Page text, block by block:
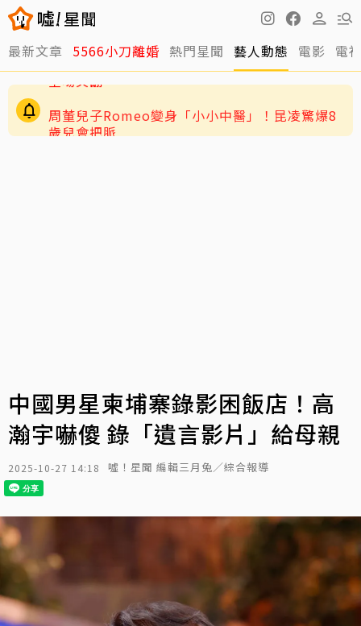
最新文章 5566小刀離婚 熱門星聞 藝人動態 電影 電
歲兒會把脈
中國男星柬埔寨錄影困飯店！高
瀚宇嚇傻 錄「遺言影片」給母親
2025-10-27 14:18 噓！星聞 編輯三月兔／綜合報導